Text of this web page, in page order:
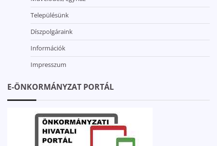
Településünk
Díszpolgáraink
Információk
Impresszum
E-ÖNKORMÁNYZAT PORTÁL